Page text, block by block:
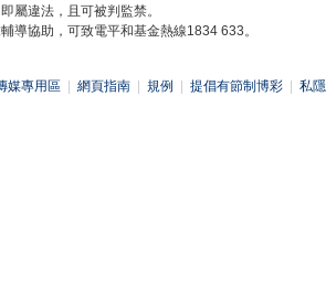
屬違法，且可被判監禁。
導協助，可致電平和基金熱線1834 633。
媒專用區 網頁指南 規例 提倡有節制博彩 私